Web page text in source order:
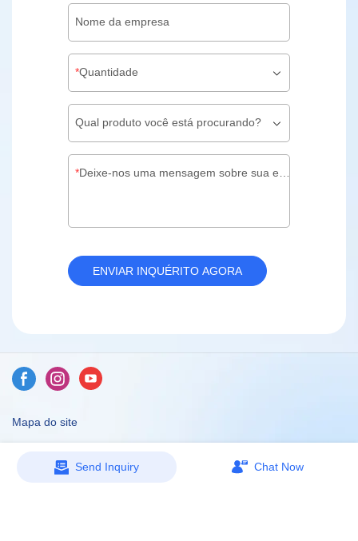
Nome da empresa
Quantidade
Qual produto você está procurando?
Deixe-nos uma mensagem sobre sua embalagem personalizada
ENVIAR INQUÉRITO AGORA
Mapa do site
Copyright © 2026 Dongguan Caicheng Printing Factory -
Send Inquiry Chat Now